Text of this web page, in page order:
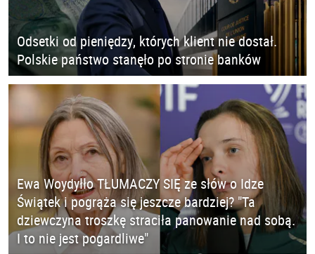
Odsetki od pieniędzy, których klient nie dostał.
Polskie państwo stanęło po stronie banków
Ewa Woydyłło TŁUMACZY SIĘ ze słów o Idze
Świątek i pogrąża się jeszcze bardziej? "Ta
dziewczyna troszkę straciła panowanie nad sobą.
I to nie jest pogardliwe"